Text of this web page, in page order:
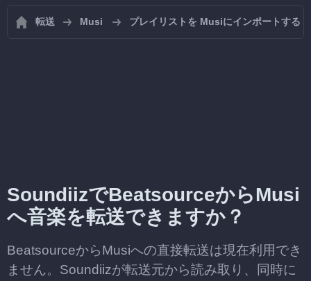
転送 Musi プレイリストを Musiにインポートする
SoundiizでBeatsourceからMusi
へ音楽を転送できますか？
BeatsourceからMusiへの直接転送は現在利用でき
ません。Soundiizが転送元から読み取り、同時に